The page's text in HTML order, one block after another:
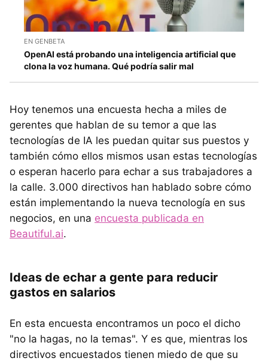
EN GENBETA
OpenAI está probando una inteligencia artificial que
clona la voz humana. Qué podría salir mal
Hoy tenemos una encuesta hecha a miles de
gerentes que hablan de su temor a que las
tecnologías de IA les puedan quitar sus puestos y
también cómo ellos mismos usan estas tecnologías
o esperan hacerlo para echar a sus trabajadores a
la calle. 3.000 directivos han hablado sobre cómo
están implementando la nueva tecnología en sus
negocios, en una encuesta publicada en
Beautiful.ai.
Ideas de echar a gente para reducir
gastos en salarios
En esta encuesta encontramos un poco el dicho
"no la hagas, no la temas". Y es que, mientras los
directivos encuestados tienen miedo de que su